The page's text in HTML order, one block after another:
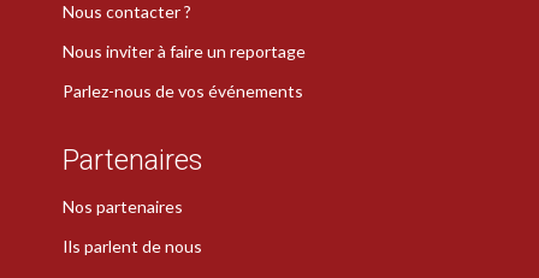
Nous contacter ?
Nous inviter à faire un reportage
Parlez-nous de vos événements
Partenaires
Nos partenaires
Ils parlent de nous